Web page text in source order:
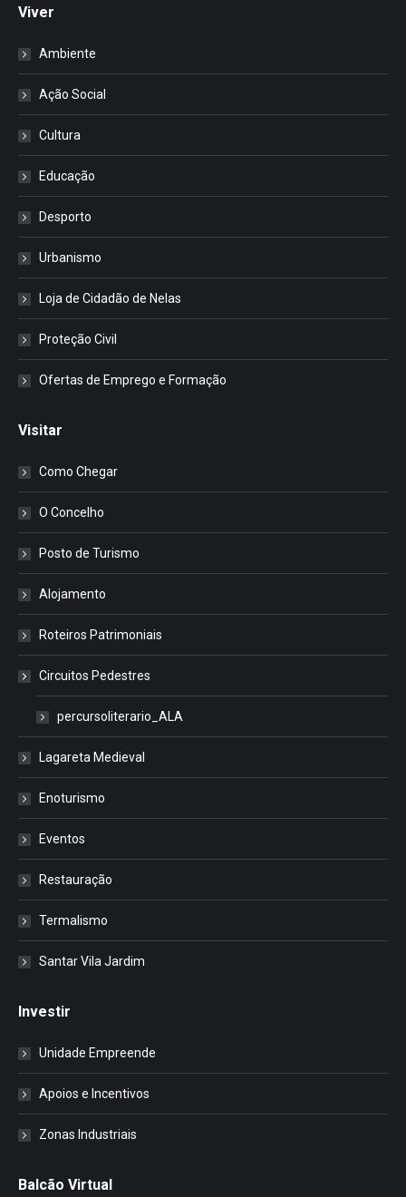
Viver
Ambiente
Ação Social
Cultura
Educação
Desporto
Urbanismo
Loja de Cidadão de Nelas
Proteção Civil
Ofertas de Emprego e Formação
Visitar
Como Chegar
O Concelho
Posto de Turismo
Alojamento
Roteiros Patrimoniais
Circuitos Pedestres
percursoliterario_ALA
Lagareta Medieval
Enoturismo
Eventos
Restauração
Termalismo
Santar Vila Jardim
Investir
Unidade Empreende
Apoios e Incentivos
Zonas Industriais
Balcão Virtual